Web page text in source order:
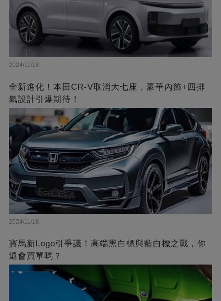
2024/11/18
全新進化！本田CR-V取消大七座，豪華內飾+四排
氣設計引爆期待！
2024/11/18
寶馬新Logo引爭議！高端黑白標與藍白標之戰，你
還會買單嗎？